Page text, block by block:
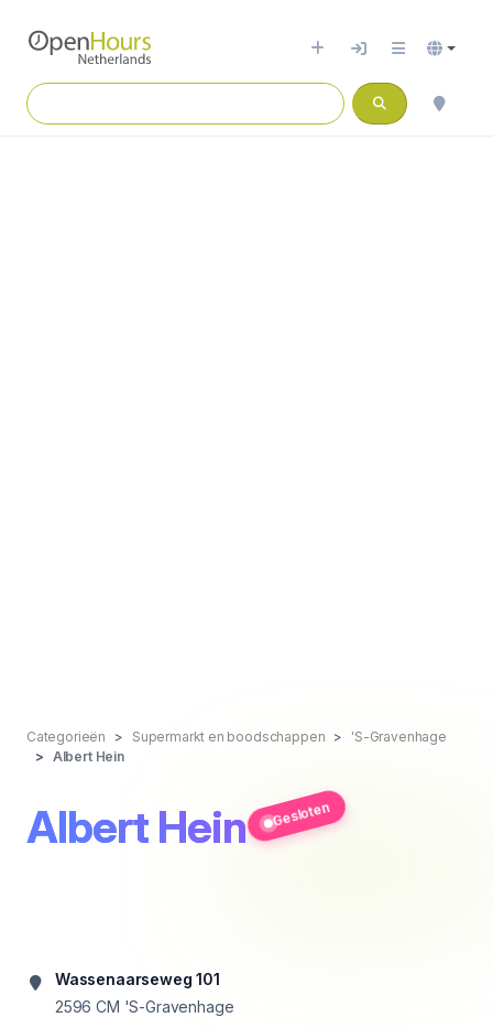
Categorieën Supermarkt en boodschappen
'S-Gravenhage
Albert Hein
Albert Hein Gesloten
Wassenaarseweg 101
2596 CM 'S-Gravenhage